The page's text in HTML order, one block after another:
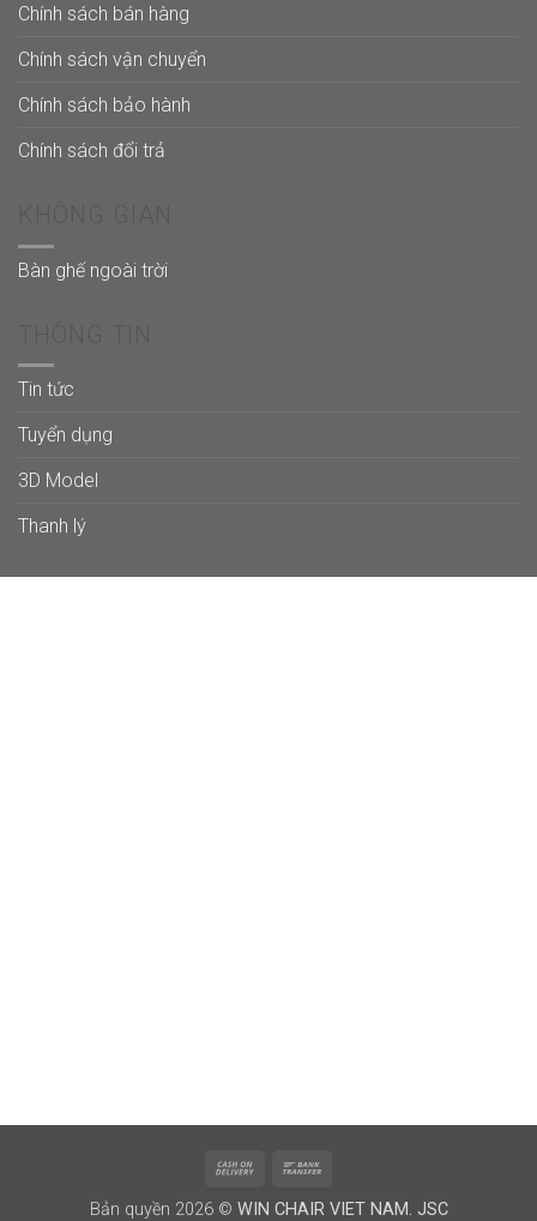
Chính sách bán hàng
Chính sách vận chuyển
Chính sách bảo hành
Chính sách đổi trả
Bàn ghế ngoài trời
Tin tức
Tuyển dụng
3D Model
Thanh lý
Cash
Bản quyền 2026 © WIN CHAIR VIET NAM. JSC